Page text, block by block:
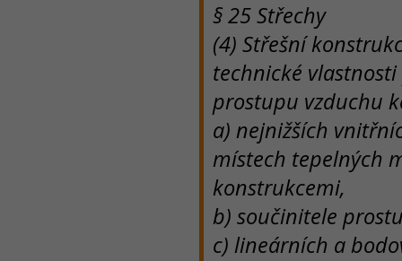
§ 25 Střechy
(4) Střešní
technické
prostupu vzduchu
a) nejnižších
místech tepelných
konstrukcemi,
b) součinitele
c) lineárních a